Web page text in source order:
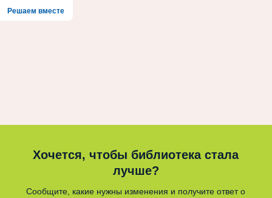
Решаем вместе
Хочется, чтобы библиотека стала
лучше?
Сообщите, какие нужны изменения и получите ответ о